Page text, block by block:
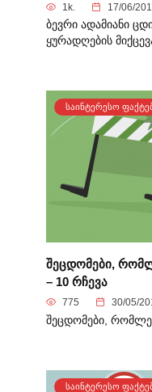
1k. 17/06/
ბევრი ადამიანი
ყურადღების
ᲡᲐᲘᲜᲢᲔᲠᲔᲡᲝ
შეცდომები,
– 10 რჩევა
775 30/05/
შეცდომები,
ᲡᲐᲘᲜᲢᲔᲠᲔᲡᲝ